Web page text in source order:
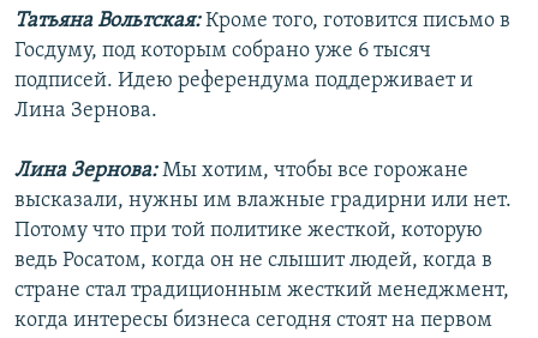
Татьяна Вольтская:Кроме того, готовится письмо в
Госдуму, под которым собрано уже 6 тысяч
подписей. Идею референдума поддерживает и
Лина Зернова.
Лина Зернова:Мы хотим, чтобы все горожане
высказали, нужны им влажные градирни или нет.
Потому что при той политике жесткой, которую
ведь Росатом, когда он не слышит людей, когда в
стране стал традиционным жесткий менеджмент,
когда интересы бизнеса сегодня стоят на первом